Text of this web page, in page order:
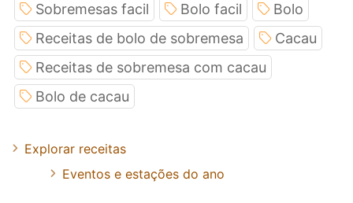
Sobremesas facil Bolo facil
Bolo
Receitas de bolo de sobremesa
Cacau
Receitas de sobremesa com cacau
Bolo de cacau
Explorar receitas
Eventos e estações do ano